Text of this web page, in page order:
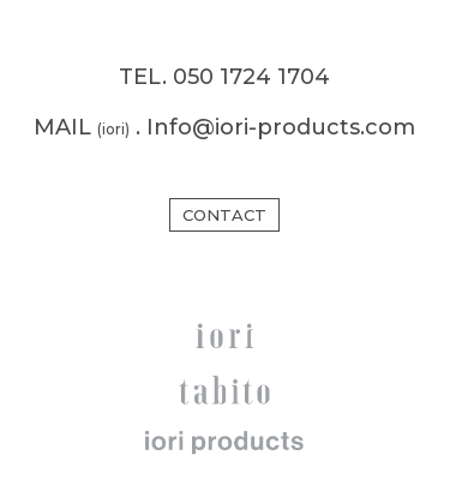
TEL. 050 1724 1704
MAIL (iori) . Info@iori-products.com
CONTACT